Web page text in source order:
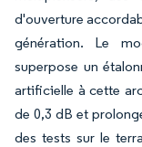
d'ouverture
génération. Le
superpose un
artificielle à cette
de 0,3 dB et
des tests sur le